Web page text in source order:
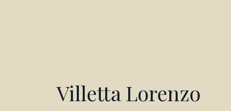
Villetta Lorenzo